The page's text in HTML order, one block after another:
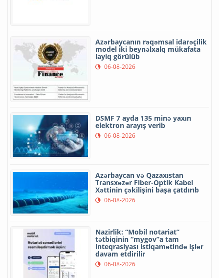
Azərbaycanın rəqəmsal idarəçilik
model iki beynəlxalq mükafata
layiq görülüb
06-08-2026
DSMF 7 ayda 135 minə yaxın
elektron arayış verib
06-08-2026
Azərbaycan və Qazaxıstan
Transxəzər Fiber-Optik Kabel
Xəttinin çəkilişini başa çatdırıb
06-08-2026
Nazirlik: “Mobil notariat”
tətbiqinin “mygov”a tam
inteqrasiyası istiqamətində işlər
davam etdirilir
06-08-2026